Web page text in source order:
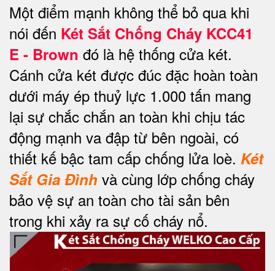
Một điểm mạnh không thể bỏ qua khi
nói đến Két Sắt Chống Cháy KCC41
E - Brown đó là hệ thống cửa két.
Cánh cửa két được đúc đặc hoàn toàn
dưới máy ép thuỷ lực 1.000 tấn mang
lại sự chắc chắn an toàn khi chịu tác
động mạnh va đập từ bên ngoài, có
thiết kế bậc tam cấp chống lửa loè. Két
Sắt Gia Đình và cùng lớp chống cháy
bảo vệ sự an toàn cho tài sản bên
trong khi xảy ra sự cố cháy nổ.